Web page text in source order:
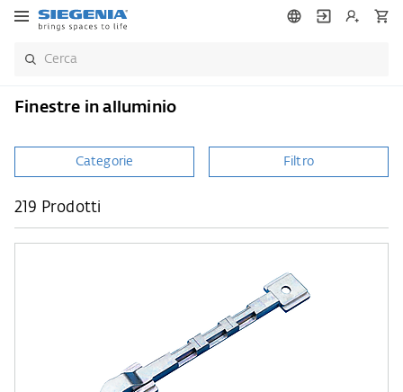
Finestre in alluminio
Categorie Filtro
219 Prodotti